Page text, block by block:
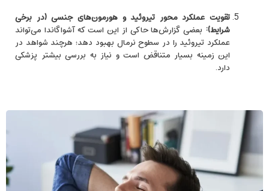
تقویت عملکرد محور تیروئید و هورمون‌های جنسی (در برخی
شرایط): بعضی گزارش‌ها حاکی از این است که آشواگاندا می‌تواند
عملکرد تیروئید را در سطوح نرمال بهبود دهد؛ هرچند شواهد در
این زمینه بسیار متناقض است و نیاز به بررسی بیشتر پزشکی
دارد.